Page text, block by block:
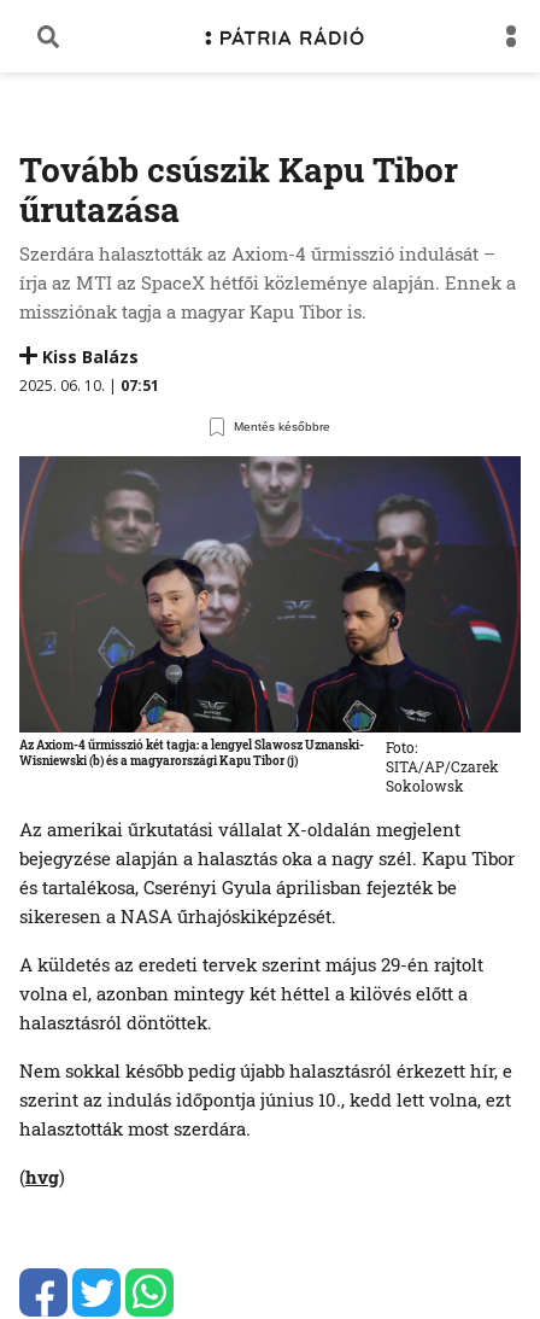
Tovább csúszik Kapu Tibor
űrutazása
Szerdára halasztották az Axiom-4 űrmisszió indulását –
írja az MTI az SpaceX hétfői közleménye alapján. Ennek a
missziónak tagja a magyar Kapu Tibor is.
Kiss Balázs
2025. 06. 10. | 07:51
Mentés későbbre
Az Axiom-4 űrmisszió két tagja: a lengyel Slawosz Uznanski-
Wisniewski (b) és a magyarországi Kapu Tibor (j)
Foto:
SITA/AP/Czarek
Sokolowsk
Az amerikai űrkutatási vállalat X-oldalán megjelent
bejegyzése alapján a halasztás oka a nagy szél. Kapu Tibor
és tartalékosa, Cserényi Gyula áprilisban fejezték be
sikeresen a NASA űrhajóskiképzését.
A küldetés az eredeti tervek szerint május 29-én rajtolt
volna el, azonban mintegy két héttel a kilövés előtt a
halasztásról döntöttek.
Nem sokkal később pedig újabb halasztásról érkezett hír, e
szerint az indulás időpontja június 10., kedd lett volna, ezt
halasztották most szerdára.
(hvg)